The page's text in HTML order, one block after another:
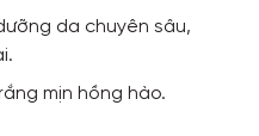
da chuyên sâu,
mịn hồng hào.